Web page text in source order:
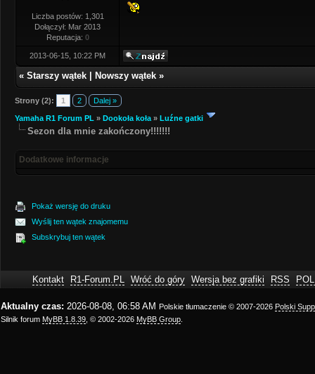
Liczba postów: 1,301
Dołączył: Mar 2013
Reputacja: 0
2013-06-15, 10:22 PM
« Starszy wątek Nowszy wątek »
Strony (2): 1 2 Dalej »
Yamaha R1 Forum PL » Dookoła koła » Luźne gatki
Sezon dla mnie zakończony!!!!!!!
Dodatkowe informacje
Pokaż wersję do druku
Wyślij ten wątek znajomemu
Subskrybuj ten wątek
Kontakt R1-Forum.PL Wróć do góry Wersja bez grafiki RSS
Aktualny czas: 2026-08-08, 06:58 AM Polskie tłumaczenie © 2007-2026 Polski
Silnik forum MyBB 1.8.39 , © 2002-2026 MyBB Group